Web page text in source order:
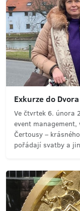
Exkurze do
Ve čtvrtek 6. února
event
Čertousy –
pořádají svatby a